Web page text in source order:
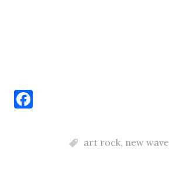
art rock, new wave